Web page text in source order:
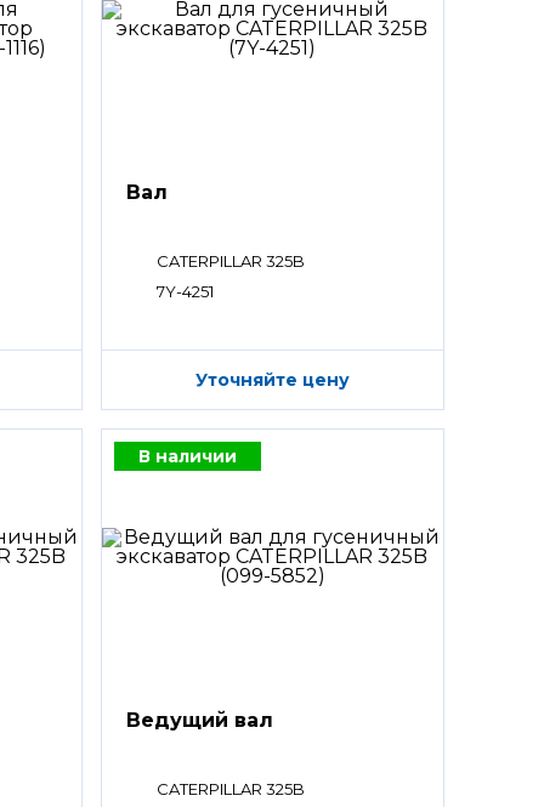
Вал
CATERPILLAR 325B
7Y-4251
Уточняйте цену
В наличии
Ведущий вал
CATERPILLAR 325B